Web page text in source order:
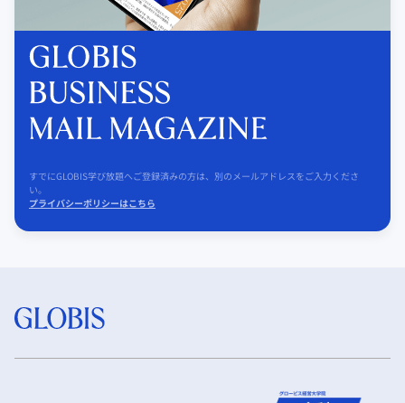
すでにGLOBIS学び放題へご登録済みの方は、別のメールアドレスをご入力くださ
い。
プライバシーポリシーはこちら